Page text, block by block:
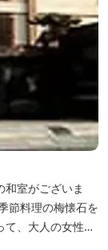
室がございま
節料理の梅懐石を
、大人の女性に